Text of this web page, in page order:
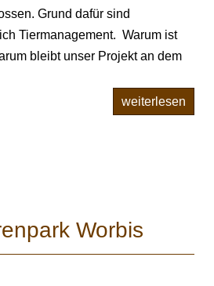
Grund dafür sind
Tiermanagement. Warum ist
bleibt unser Projekt an dem
weiterlesen
Worbis